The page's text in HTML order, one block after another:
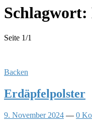
Schlagwort:
Seite 1/1
Backen
Erdäpfelpolster
9. November 2024 — 0